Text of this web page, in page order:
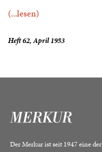
(...lesen)
Heft 62, April 1953
Der Merkur ist seit 1947 eine